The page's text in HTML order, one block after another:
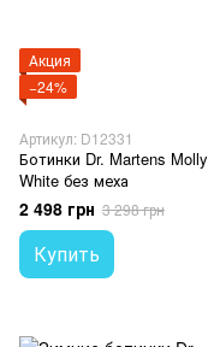
Акция
−24%
Артикул: D12331
Ботинки Dr. Martens Molly
White без меха
2 498 грн 3 298 грн
Купить